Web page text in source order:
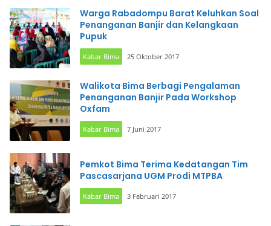
Warga Rabadompu Barat Keluhkan Soal
Penanganan Banjir dan Kelangkaan
Pupuk
Kabar Bima 25 Oktober 2017
Walikota Bima Berbagi Pengalaman
Penanganan Banjir Pada Workshop
Oxfam
Kabar Bima 7 Juni 2017
Pemkot Bima Terima Kedatangan Tim
Pascasarjana UGM Prodi MTPBA
Kabar Bima 3 Februari 2017